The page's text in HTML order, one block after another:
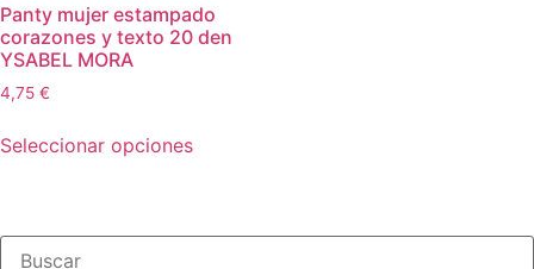
Panty mujer estampado
corazones y texto 20 den
YSABEL MORA
4,75 €
Seleccionar opciones